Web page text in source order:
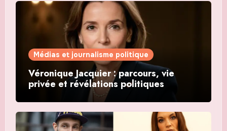
Médias et journalisme politique
Véronique Jacquier : parcours, vie
privée et révélations politiques